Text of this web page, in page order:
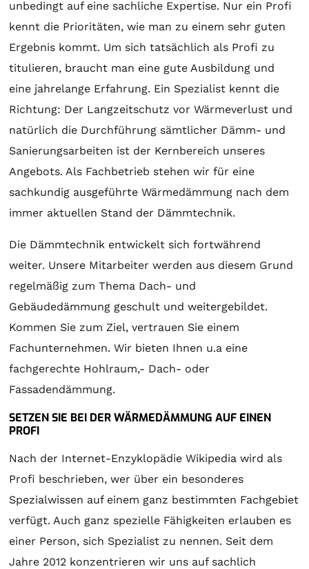
unbedingt auf eine sachliche Expertise. Nur ein Profi
kennt die Prioritäten, wie man zu einem sehr guten
Ergebnis kommt. Um sich tatsächlich als Profi zu
titulieren, braucht man eine gute Ausbildung und
eine jahrelange Erfahrung. Ein Spezialist kennt die
Richtung: Der Langzeitschutz vor Wärmeverlust und
natürlich die Durchführung sämtlicher Dämm- und
Sanierungsarbeiten ist der Kernbereich unseres
Angebots. Als Fachbetrieb stehen wir für eine
sachkundig ausgeführte Wärmedämmung nach dem
immer aktuellen Stand der Dämmtechnik.
Die Dämmtechnik entwickelt sich fortwährend
weiter. Unsere Mitarbeiter werden aus diesem Grund
regelmäßig zum Thema Dach- und
Gebäudedämmung geschult und weitergebildet.
Kommen Sie zum Ziel, vertrauen Sie einem
Fachunternehmen. Wir bieten Ihnen u.a eine
fachgerechte Hohlraum,- Dach- oder
Fassadendämmung.
SETZEN SIE BEI DER WÄRMEDÄMMUNG AUF EINEN
PROFI
Nach der Internet-Enzyklopädie Wikipedia wird als
Profi beschrieben, wer über ein besonderes
Spezialwissen auf einem ganz bestimmten Fachgebiet
verfügt. Auch ganz spezielle Fähigkeiten erlauben es
einer Person, sich Spezialist zu nennen. Seit dem
Jahre 2012 konzentrieren wir uns auf sachlich